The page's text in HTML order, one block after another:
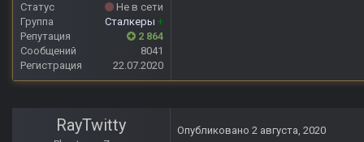
Статус
Не в сети
Группа
Сталкеры +
Репутация
2 864
Сообщений
8041
Регистрация
22.07.2020
RayTwitty Опубликовано 2 августа, 2020